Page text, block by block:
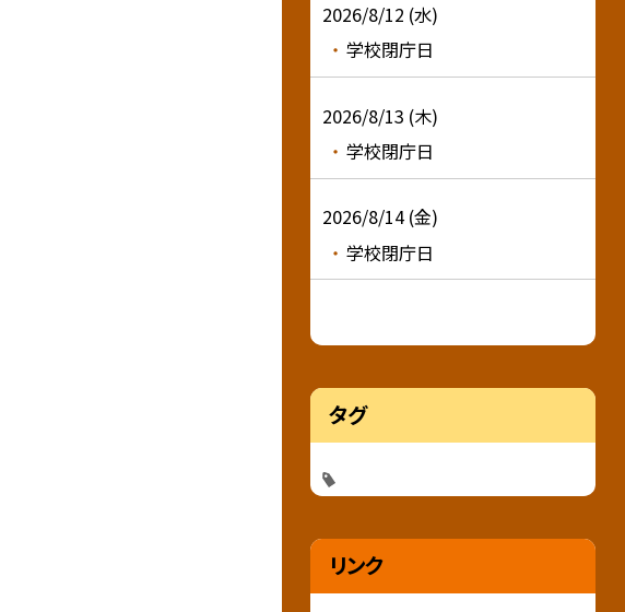
2026/8/12 (水)
学校閉庁日
2026/8/13 (木)
学校閉庁日
2026/8/14 (金)
学校閉庁日
タグ
リンク